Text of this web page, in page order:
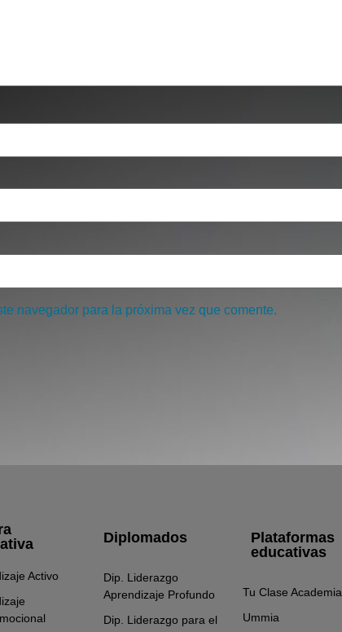
navegador para la próxima vez que comente.
Activo
Diplomados
Dip. Liderazgo
Aprendizaje Profundo
Dip. Liderazgo para el
Plataformas
educativas
Tu Clase Academia
Ummia